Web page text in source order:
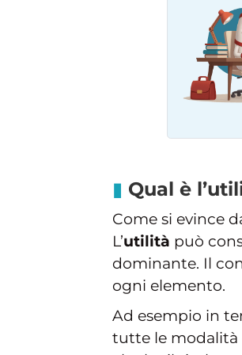
Qual è
Come si evince
L’utilità può
dominante. Il
ogni elemento.
Ad esempio in
tutte le modalità